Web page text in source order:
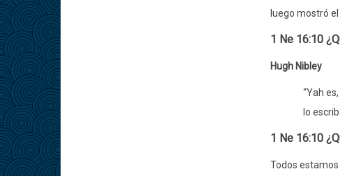
luego mostró
1 Ne 16:10
Hugh Nibley
“Yah
lo
1 Ne 16:10
Todos